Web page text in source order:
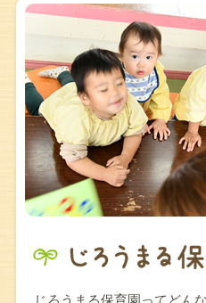
じろうまる保育園ってどん